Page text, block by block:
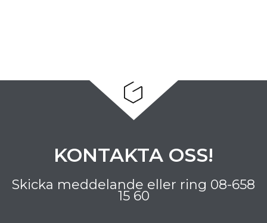
KONTAKTA OSS!
Skicka meddelande eller ring 08-658
15 60